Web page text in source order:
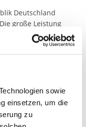
sowie
einsetzen, um die
zu
Deutschland
große Leistung
Rats
eine stabile, in
Geschaffene
verteidigt
niemals
Bund